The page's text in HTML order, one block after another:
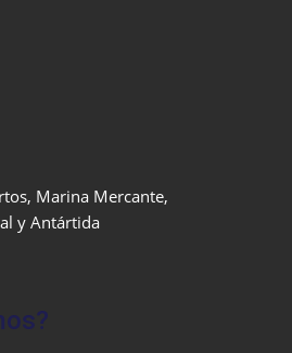
Marina Mercante,
y Antártida